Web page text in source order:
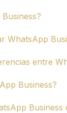
WhatsApp
entre
Business?